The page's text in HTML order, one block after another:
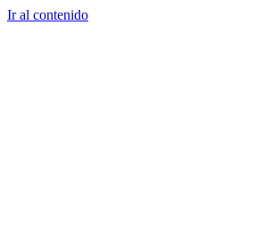
Ir al contenido